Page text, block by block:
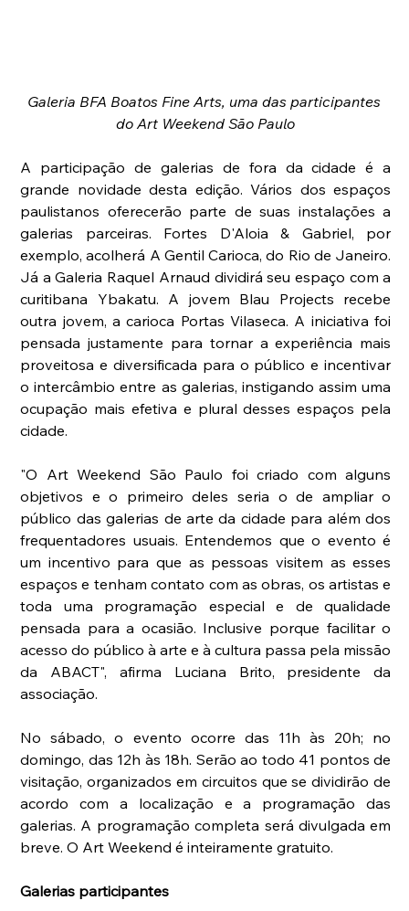
Galeria BFA Boatos Fine Arts, uma das participantes
do Art Weekend São Paulo
A participação de galerias de fora da cidade é a
grande novidade desta edição. Vários dos espaços
paulistanos oferecerão parte de suas instalações a
galerias parceiras. Fortes D'Aloia & Gabriel, por
exemplo, acolherá A Gentil Carioca, do Rio de Janeiro.
Já a Galeria Raquel Arnaud dividirá seu espaço com a
curitibana Ybakatu. A jovem Blau Projects recebe
outra jovem, a carioca Portas Vilaseca. A iniciativa foi
pensada justamente para tornar a experiência mais
proveitosa e diversificada para o público e incentivar
o intercâmbio entre as galerias, instigando assim uma
ocupação mais efetiva e plural desses espaços pela
cidade.
"O Art Weekend São Paulo foi criado com alguns
objetivos e o primeiro deles seria o de ampliar o
público das galerias de arte da cidade para além dos
frequentadores usuais. Entendemos que o evento é
um incentivo para que as pessoas visitem as esses
espaços e tenham contato com as obras, os artistas e
toda uma programação especial e de qualidade
pensada para a ocasião. Inclusive porque facilitar o
acesso do público à arte e à cultura passa pela missão
da ABACT", afirma Luciana Brito, presidente da
associação.
No sábado, o evento ocorre das 11h às 20h; no
domingo, das 12h às 18h. Serão ao todo 41 pontos de
visitação, organizados em circuitos que se dividirão de
acordo com a localização e a programação das
galerias. A programação completa será divulgada em
breve. O Art Weekend é inteiramente gratuito.
Galerias participantes